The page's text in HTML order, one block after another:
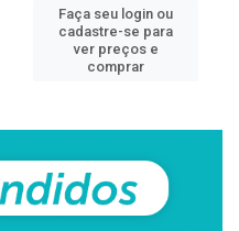
Faça seu login ou
cadastre-se para
ver preços e
comprar